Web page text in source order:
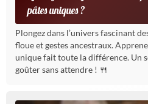
pâtes uniques ?
Plongez dans l’univers fascinant
floue et gestes ancestraux.
unique fait toute la différence. Un
goûter sans attendre ! 🍴